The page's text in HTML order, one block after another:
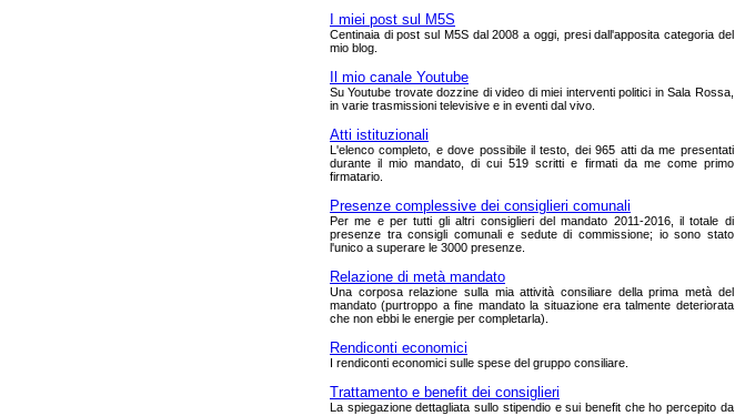
I miei post sul M5S
Centinaia di post sul M5S dal 2008 a oggi, presi dall'apposita categoria del
mio blog.
Il mio canale Youtube
Su Youtube trovate dozzine di video di miei interventi politici in Sala Rossa,
in varie trasmissioni televisive e in eventi dal vivo.
Atti istituzionali
L'elenco completo, e dove possibile il testo, dei 965 atti da me presentati
durante il mio mandato, di cui 519 scritti e firmati da me come primo
firmatario.
Presenze complessive dei consiglieri comunali
Per me e per tutti gli altri consiglieri del mandato 2011-2016, il totale di
presenze tra consigli comunali e sedute di commissione; io sono stato
l'unico a superare le 3000 presenze.
Relazione di metà mandato
Una corposa relazione sulla mia attività consiliare della prima metà del
mandato (purtroppo a fine mandato la situazione era talmente deteriorata
che non ebbi le energie per completarla).
Rendiconti economici
I rendiconti economici sulle spese del gruppo consiliare.
Trattamento e benefit dei consiglieri
La spiegazione dettagliata sullo stipendio e sui benefit che ho percepito da